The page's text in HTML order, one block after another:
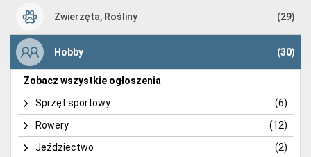
Zwierzęta, Rośliny (29)
Hobby (30)
Zobacz wszystkie ogłoszenia
Sprzęt sportowy
(6)
Rowery
(12)
Jeździectwo
(2)